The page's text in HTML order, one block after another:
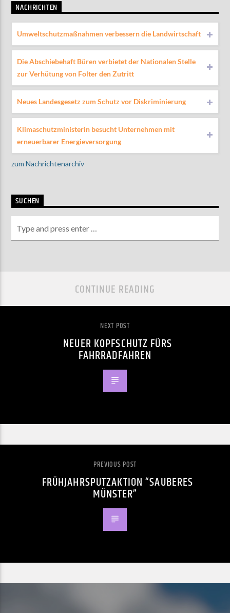
NACHRICHTEN
Umweltschutzmaßnahmen verbessern die Landwirtschaft
Die Abschiebehaft Büren verbietet der Nationalen Stelle
zur Verhütung von Folter den Zutritt
Neues Landesgesetz zum Schutz vor Diskriminierung
Klimaschutzministerin besucht Unternehmen mit
erneuerbarer Energieversorgung
zum Nachrichtenarchiv
SUCHEN
CONTINUE READING
NEXT POST
NEUER KOPFSCHUTZ FÜRS
FAHRRADFAHREN
PREVIOUS POST
FRÜHJAHRSPUTZAKTION “SAUBERES
MÜNSTER”